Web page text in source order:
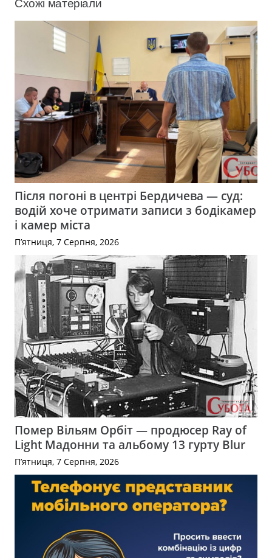
Схожі матеріали
Після погоні в центрі Бердичева — суд:
водій хоче отримати записи з бодікамер
і камер міста
П’ятниця, 7 Серпня, 2026
Помер Вільям Орбіт — продюсер Ray of
Light Мадонни та альбому 13 гурту Blur
П’ятниця, 7 Серпня, 2026